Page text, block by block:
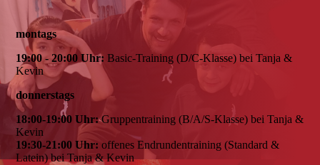
montags
19:00 - 20:00 Uhr:Basic-Training (D/C-Klasse) bei Tanja &
Kevin
donnerstags
18:00-19:00 Uhr:Gruppentraining (B/A/S-Klasse) bei Tanja &
Kevin
19:30-21:00 Uhr:offenes Endrundentraining (Standard &
Latein) bei Tanja & Kevin